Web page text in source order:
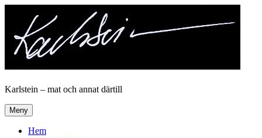
innehåll
Karlstein – mat och annat därtill
Meny
Hem